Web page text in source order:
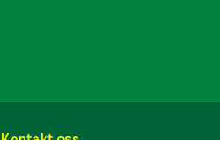
Kontakt oss